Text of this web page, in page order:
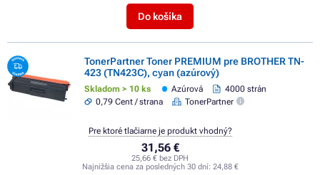
Do košíka
TonerPartner Toner PREMIUM pre BROTHER TN-
423 (TN423C), cyan (azúrový)
Skladom > 10 ks Azúrová
4000 strán
0,79 Cent / strana
TonerPartner
31,56 €
25,66 € bez DPH
Najnižšia cena za posledných 30 dní: 24,88 €
Pre ktoré tlačiarne je produkt vhodný?